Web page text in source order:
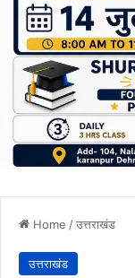
Home /उत्तराखंड
उत्तराखंड